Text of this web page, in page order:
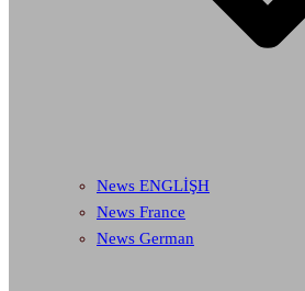
News ENGLİŞH
News France
News German